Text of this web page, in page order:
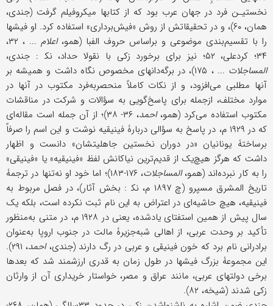
نخستیـن فرد در جهان عرب بود که از کتابها میکروفیلم گرفت (جندی،
همان، ۶۰)، و در تحقیقاتش از روش «فیش‌برداری» استفاده کرد. او فیشها
را با تقسیم‌بندی موضوعی و براساس حروف الفبا (همو،اعلام
... ، ۳۲،
۳۴؛ کردعلی، ۵۲؛ نیز برای برخورد زکی با نقولا حداد، نک‍ : جندی،
المساجلات
... ، ۱۷۵)، در برگه‌دانهای مخصوص نگاه داشت و همیشه بر
آنها مطلبی می‌افزود، و از نکات کاملاً منحصربه‌فرد مکتوب در آنها در
موارد مختلف، ازجمله برای پاسخ‌گویی به سؤالات و شرکت در مناقشات
مکتوب استفاده می‌کرد (همو،احمد
، ۳۶- ۳۸)؛ از آن جمله است مقاله‌ای
که در ۱۹۲۹ م، در پاسخ به سؤالی دربارۀ فینیقیه نوشت و این اسم را صرفاً
برساختۀ یونانیان «در دوران نخستین جاهلیتشان» دانست و اظهار
داشت که هرگز هیچ‌یک از قدیم‌ترین نیاکانش لفظ «فینیقیه» یا «فینیقی»
را به کار نبرده‌اند (همو،المساجلات
، ۱۷۶-۱۸۳)؛ اما خود او نه‌تنها در ترجمۀ
تاریخ المشرق مسپرو (چ ۱۸۹۷ م، نک‍ : بخش آثار)، در فصل مربوط به
فینیقیه، هیچ حاشیه‌ای در اعتراض به این نام ثبت نکرده‌ است، بلکه یک
سال پیش از همین استفتای یادشده، یعنی در ۱۹۲۸ م، در متنی به‌منظور
تأکید بر وحدت عربی، از اهالی شبه‌جزیرۀ مالت در جنوب اروپا به‌عنوان
برادرانی نام برد که خون فینیقی و عربی در رگ دارند (جندی،احمد
، ۲۹۱).
این مجموعۀ بزرگ فیشها در طول زمان به قدری ارزشمند شد که بعدها
برخی دولتهای عربی، مانند عراق و مصر، خواستار خریداری آن از وارثان
زکی شدند (شیخه، ۸۲).